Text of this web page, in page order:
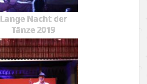
Lange Nacht der
Tänze 2019